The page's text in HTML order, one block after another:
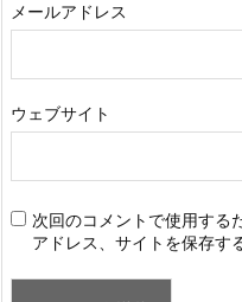
メールアドレス
ウェブサイト
次回のコメントで使用する
アドレス、サイトを保存する